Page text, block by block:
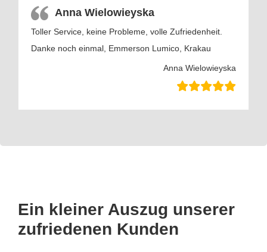
Anna Wielowieyska
Toller Service, keine Probleme, volle Zufriedenheit.
Danke noch einmal, Emmerson Lumico, Krakau
Anna Wielowieyska
Ein kleiner Auszug unserer
zufriedenen Kunden